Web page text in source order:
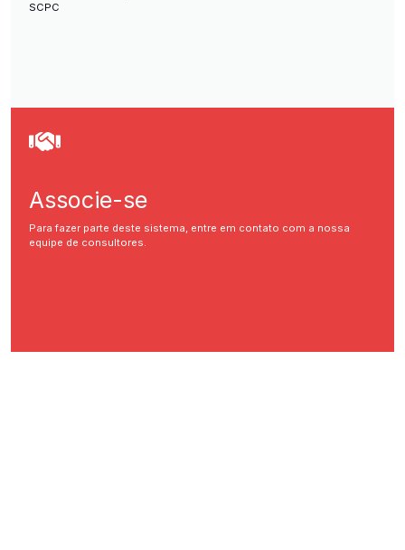
SCPC
Associe-se
Para fazer parte deste sistema, entre em contato com a nossa
equipe de consultores.